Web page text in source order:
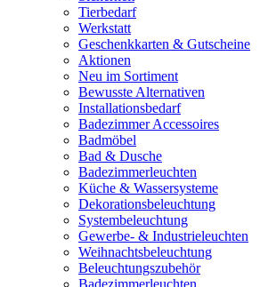
Tierbedarf
Werkstatt
Geschenkkarten & Gutscheine
Aktionen
Neu im Sortiment
Bewusste Alternativen
Installationsbedarf
Badezimmer Accessoires
Badmöbel
Bad & Dusche
Badezimmerleuchten
Küche & Wassersysteme
Dekorationsbeleuchtung
Systembeleuchtung
Gewerbe- & Industrieleuchten
Weihnachtsbeleuchtung
Beleuchtungszubehör
Badezimmerleuchten